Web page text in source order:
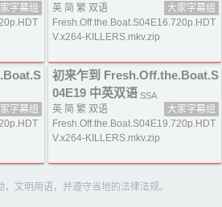
字幕组
英 简 繁 双语
大家字幕组
Fresh.Off.the.Boat.S04E16.720p.HDT
V.x264-KILLERS.mkv.zip
字幕组
初来乍到 Fresh.Off.the.Boat.S
04E19 中英双语 SSA
英 简 繁 双语
大家字幕组
Fresh.Off.the.Boat.S04E19.720p.HDT
V.x264-KILLERS.mkv.zip
文明用语，并遵守当地的法律法规。